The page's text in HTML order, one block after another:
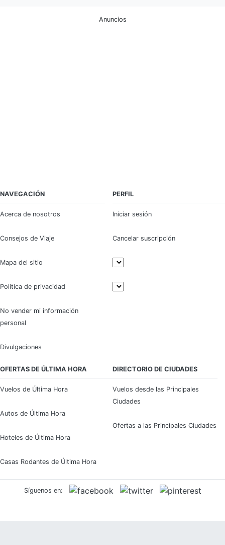
Anuncios
NAVEGACIÓN
Acerca de nosotros
Consejos de Viaje
Mapa del sitio
Política de privacidad
No vender mi información
personal
Divulgaciones
PERFIL
Iniciar sesión
Cancelar suscripción
OFERTAS DE ÚLTIMA HORA
Vuelos de Última Hora
Autos de Última Hora
Hoteles de Última Hora
Casas Rodantes de Última Hora
DIRECTORIO DE CIUDADES
Vuelos desde las Principales
Ciudades
Ofertas a las Principales Ciudades
Síguenos en: